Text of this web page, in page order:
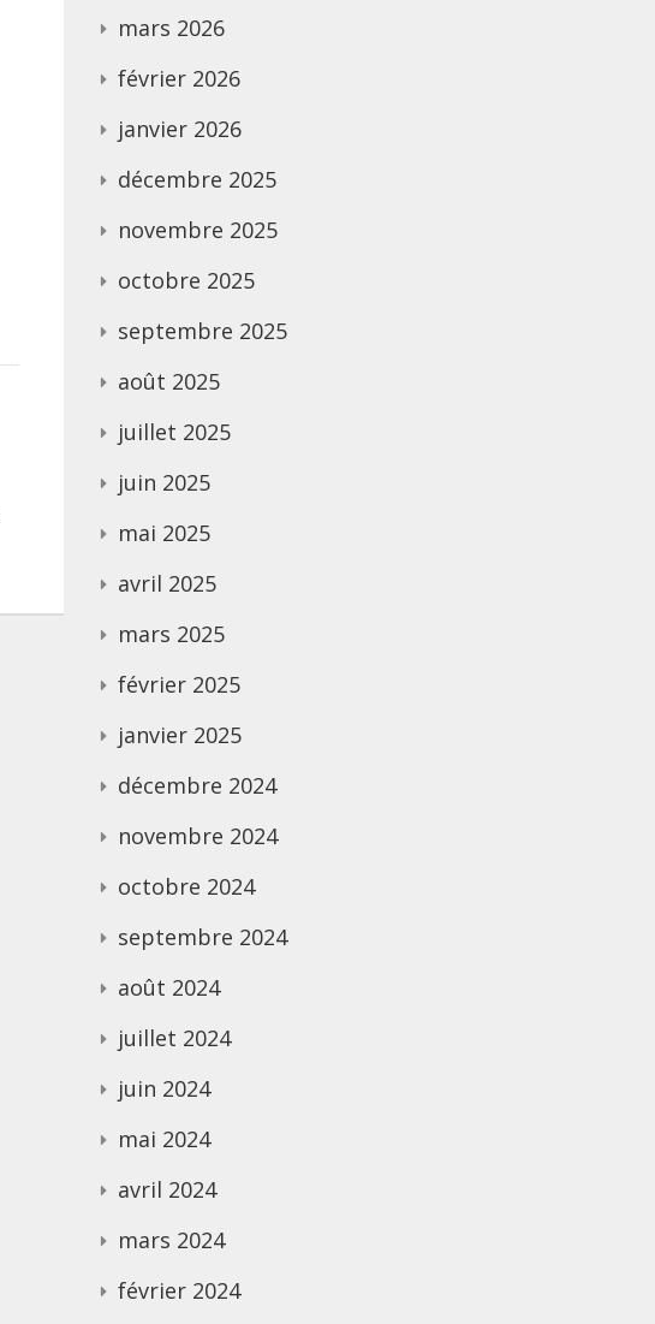
mars 2026
février 2026
janvier 2026
décembre 2025
novembre 2025
octobre 2025
septembre 2025
août 2025
juillet 2025
juin 2025
mai 2025
avril 2025
mars 2025
février 2025
janvier 2025
décembre 2024
novembre 2024
octobre 2024
septembre 2024
août 2024
juillet 2024
juin 2024
mai 2024
avril 2024
mars 2024
février 2024